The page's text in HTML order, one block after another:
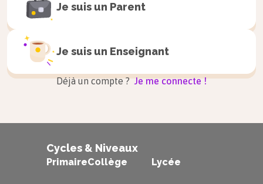
Je suis un Parent
Je suis un Enseignant
Déjà un compte ? Je me connecte !
Cycles & Niveaux
PrimaireCollège Lycée